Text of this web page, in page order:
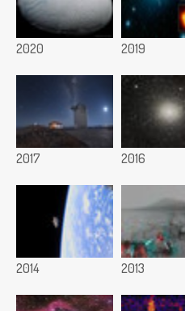
2020 2019
2017 2016
2014 2013